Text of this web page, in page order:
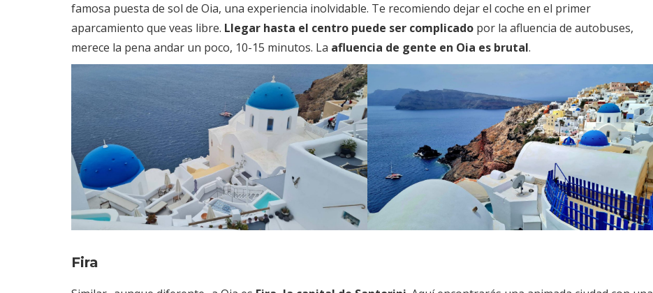
famosa puesta de sol de Oia, una experiencia inolvidable. Te recomiendo dejar el coche en el primer
aparcamiento que veas libre. Llegar hasta el centro puede ser complicado por la afluencia de autobuses,
merece la pena andar un poco, 10-15 minutos. La afluencia de gente en Oia es brutal.
Fira